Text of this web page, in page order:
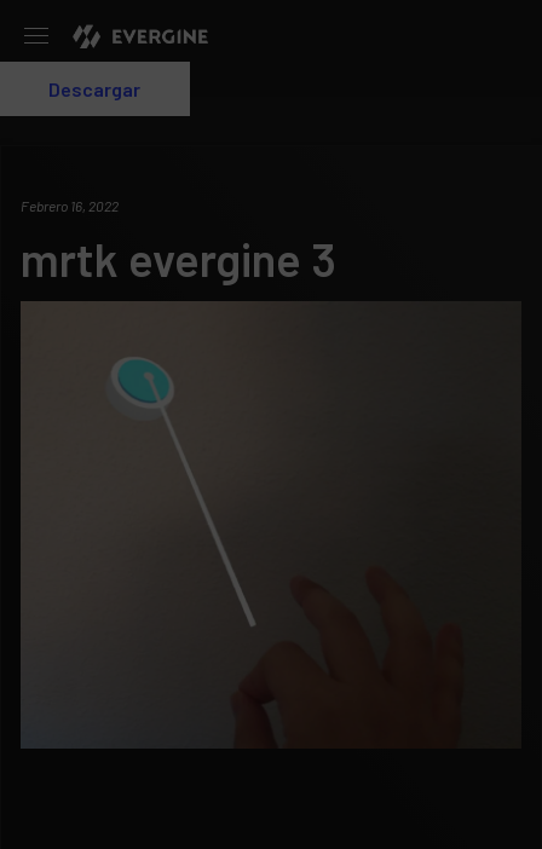
Login
Descargar
Febrero 16, 2022
mrtk evergine 3